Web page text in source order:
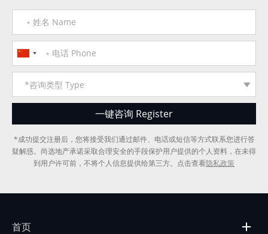
*成功提交注册后，您将接受我们通过邮件、电话或短信等方式联系您进行答
疑解惑。尚选地产承诺采取合理安全的手段保护用户提供的个人资料，在未得
到用户许可前，不将个人信息提供给第三方。点击查看隐私政策
首页